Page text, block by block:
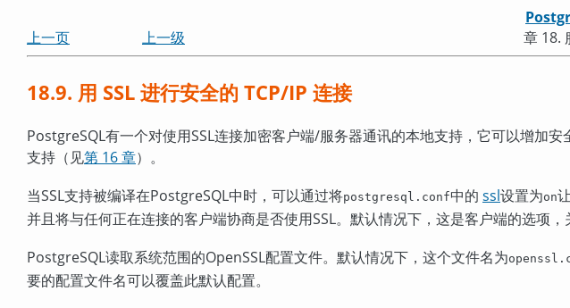
上一页
上一级 章 18.
18.9. 用 SSL 进行安全的 TCP/IP 连接
PostgreSQL有一个对使用SSL连接加密客户端/服务器通讯的本地支持，它可以增加
支持（见第 16 章）。
当SSL支持被编译在PostgreSQL中时，可以通过将postgresql.conf中的 ssl设置为on让
并且将与任何正在连接的客户端协商是否使用SSL。默认情况下，这是客户端的选项
PostgreSQL读取系统范围的OpenSSL配置文件。默认情况下，这个文件名为
要的配置文件名可以覆盖此默认配置。